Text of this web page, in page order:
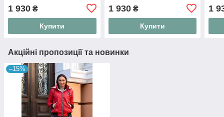
1082 (42-56) 46, марсала
1 930 ₴
Купити
1082 (42-56) 48,
темносиній
1 930₴
Купити
1
Акційні пропозиції та новинки
–15%